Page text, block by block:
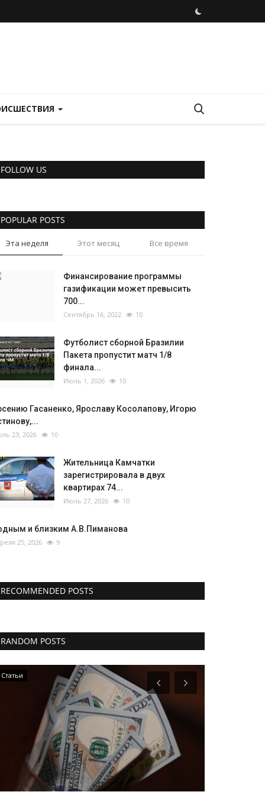
FOLLOW US
POPULAR POSTS
Эта неделя Этот месяц Все время
Финансирование программы
газификации может превысить
700...
Сентябрь 16, 2022 10
Футболист сборной Бразилии
Пакета пропустит матч 1/8
финала...
Июль 1, 2026 10
Гасаненко, Ярославу Косолапову, Игорю
23, 2026 10
Жительница Камчатки
зарегистрировала в двух
квартирах 74...
Июль 27, 2026 10
и близким А.В.Пиманова
25, 2026 9
RECOMMENDED POSTS
RANDOM POSTS
Статьи